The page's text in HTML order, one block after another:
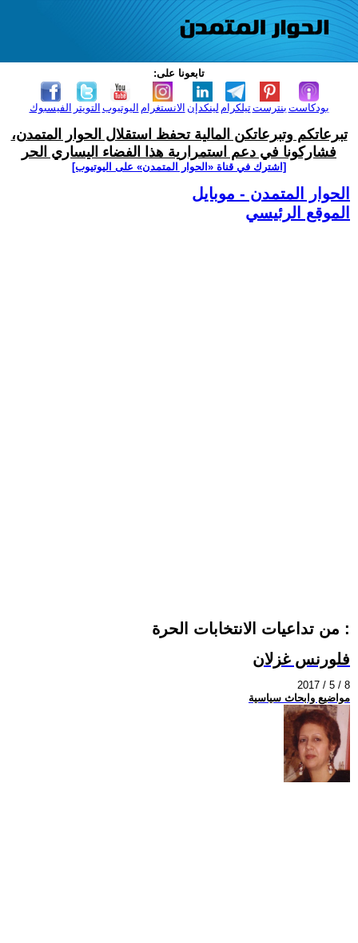
تابعونا على:
الفيسبوك التويتر اليوتيوب الانستغرام لينكدإن تيلكرامبنترست بودكاست
تبرعاتكم وتبرعاتكن المالية تحفظ استقلال الحوار المتمدن،
فشاركونا في دعم استمرارية هذا الفضاء اليساري الحر
[اشترك في قناة ‫«الحوار المتمدن» على اليوتيوب]
الحوار المتمدن - موبايل
الموقع الرئيسي
من تداعيات الانتخابات الحرة :
فلورنس غزلان
2017 / 5 / 8
مواضيع وابحاث سياسية